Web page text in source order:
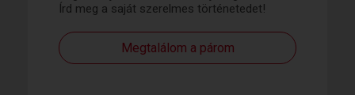
Írd meg a saját szerelmes történetedet!
Megtalálom a párom